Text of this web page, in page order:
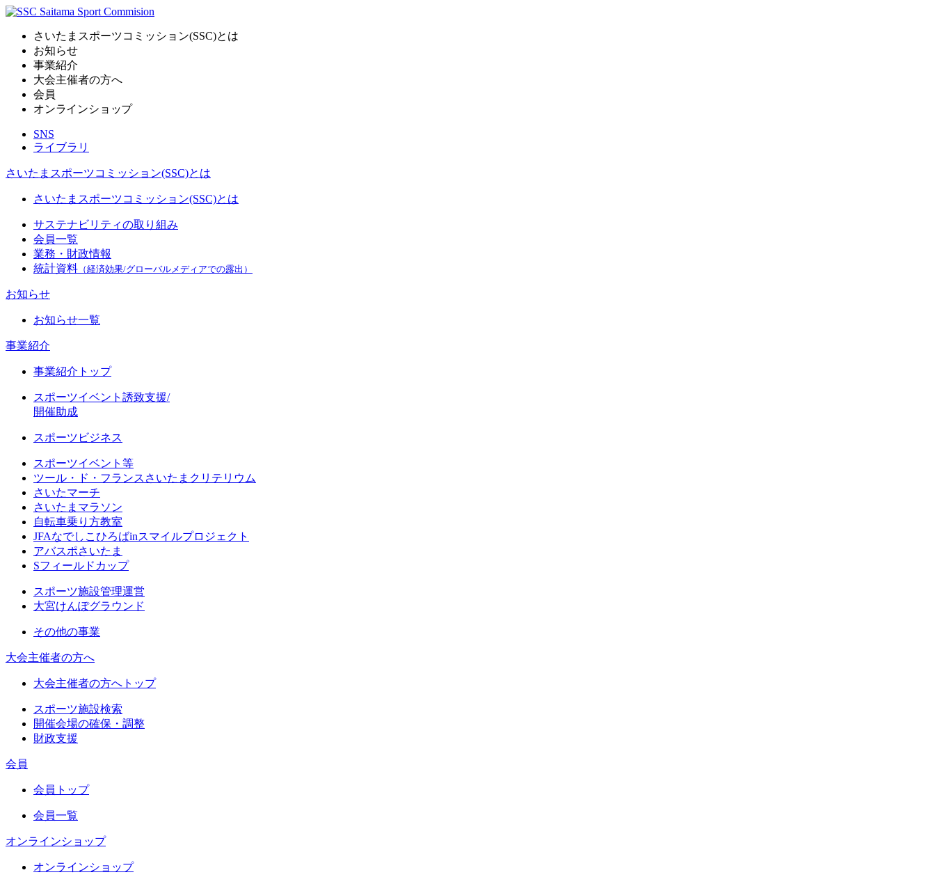
さいたまスポーツコミッション(SSC)とは
お知らせ
事業紹介
大会主催者の方へ
会員
オンラインショップ
SNS
ライブラリ
さいたまスポーツコミッション(SSC)とは
さいたまスポーツコミッション(SSC)とは
サステナビリティの取り組み
会員一覧
業務・財政情報
統計資料 （経済効果/グローバルメディアでの露出）
お知らせ
お知らせ一覧
事業紹介
事業紹介トップ
スポーツイベント誘致支援/
開催助成
スポーツビジネス
スポーツイベント等
ツール・ド・フランスさいたまクリテリウム
さいたマーチ
さいたまマラソン
自転車乗り方教室
JFAなでしこひろばinスマイルプロジェクト
アバスポさいたま
Sフィールドカップ
スポーツ施設管理運営
大宮けんぽグラウンド
その他の事業
大会主催者の方へ
大会主催者の方へトップ
スポーツ施設検索
開催会場の確保・調整
財政支援
会員
会員トップ
会員一覧
オンラインショップ
オンラインショップ